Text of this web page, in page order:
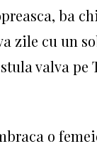
ba
zile cu un
valva
o